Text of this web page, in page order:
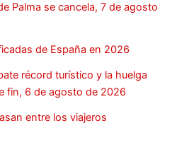
Palma se cancela, 7 de agosto
de España en 2026
récord turístico y la huelga
fin, 6 de agosto de 2026
entre los viajeros